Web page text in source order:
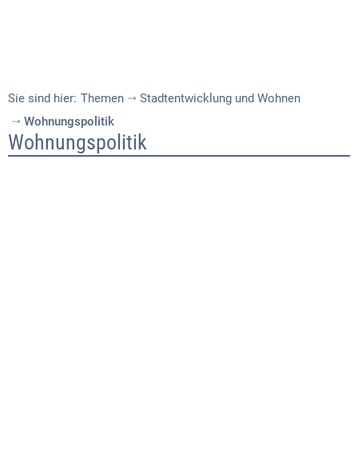
Sie sind hier: Themen
Stadtentwicklung und Wohnen
Wohnungspolitik
Wohnungspolitik
Wohnungspolitik